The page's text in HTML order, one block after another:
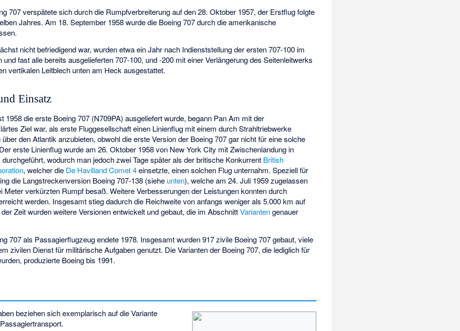
707 verspätete sich durch die Rumpfverbreiterung auf den 28. Oktober 1957, der Erstflug folgte
Jahres. Am 18. September 1958 wurde die Boeing 707 durch die amerikanische
nicht befriedigend war, wurden etwa ein Jahr nach Indienststellung der ersten 707-100 im
und fast alle bereits ausgelieferten 707-100, und -200 mit einer Verlängerung des Seitenleitwerks
vertikalen Leitblech unten am Heck ausgestattet.
Einsatz
1958 die erste Boeing 707 (N709PA) ausgeliefert wurde, begann Pan Am mit der
Ziel war, als erste Fluggesellschaft einen Linienflug mit einem durch Strahltriebwerke
den Atlantik anzubieten, obwohl die erste Version der Boeing 707 gar nicht für eine solche
erste Linienflug wurde am 26. Oktober 1958 von New York City mit Zwischenlandung in
wodurch man jedoch zwei Tage später als der britische Konkurrent British
, welcher die De Havilland Comet 4einsetzte, einen solchen Flug unternahm. Speziell für
die Langstreckenversion Boeing 707-138 (siehe unten), welche am 24. Juli 1959 zugelassen
Meter verkürzten Rumpf besaß. Weitere Verbesserungen der Leistungen konnten durch
werden. Insgesamt stieg dadurch die Reichweite von anfangs weniger als 5.000 km auf
Zeit wurden weitere Versionen entwickelt und gebaut, die im AbschnittVariantengenauer
707 als Passagierflugzeug endete 1978. Insgesamt wurden 917 zivile Boeing 707 gebaut, viele
zivilen Dienst für militärische Aufgaben genutzt. Die Varianten der Boeing 707, die lediglich für
produzierte Boeing bis 1991.
beziehen sich exemplarisch auf die Variante